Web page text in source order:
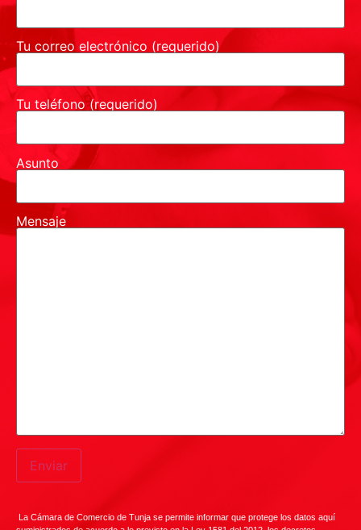
Tu correo electrónico (requerido)
Tu teléfono (requerido)
Asunto
Mensaje
La Cámara de Comercio de Tunja se permite informar que protege los datos aquí